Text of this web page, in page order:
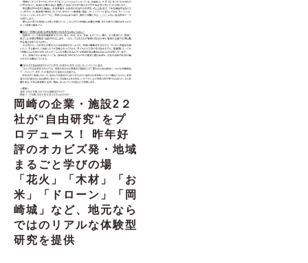
岡崎の企業・施設2２
社が“自由研究“をプ
ロデュース！ 昨年好
評のオカビズ発・地域
まるごと学びの場
「花火」「木材」「お
米」「ドローン」「岡
崎城」など、地元なら
ではのリアルな体験型
研究を提供